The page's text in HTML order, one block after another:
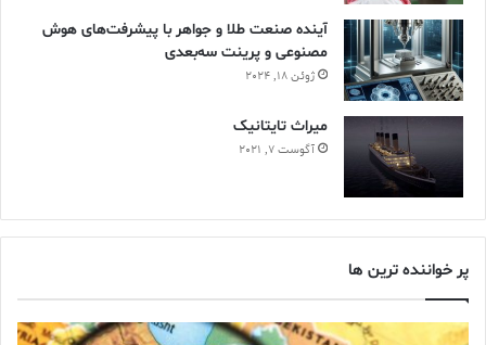
آینده صنعت طلا و جواهر با پیشرفت‌های هوش
مصنوعی و پرینت سه‌بعدی
ژوئن 18, 2024
ميراث تايتانيک
آگوست 7, 2021
پر خواننده ترین ها